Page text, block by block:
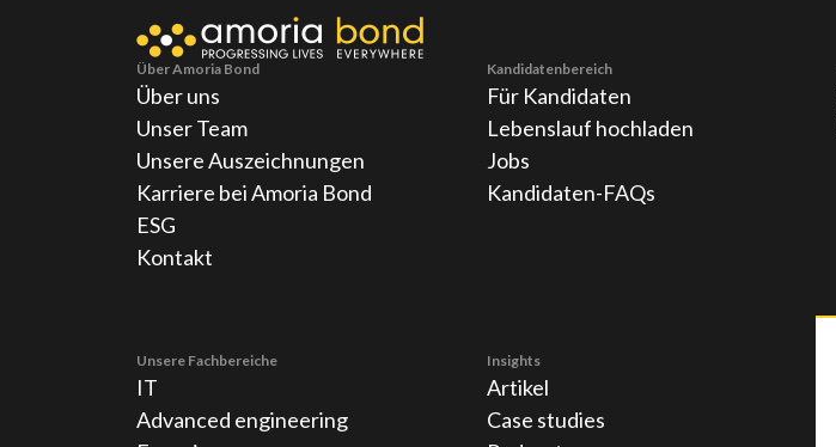
Über Amoria Bond
Über uns
Unser Team
Unsere Auszeichnungen
Karriere bei Amoria Bond
ESG
Kontakt
Kandidatenbereich
Für Kandidaten
Lebenslauf hochladen
Jobs
Kandidaten-FAQs
Unsere Fachbereiche
IT
Advanced engineering
Insights
Artikel
Case studies